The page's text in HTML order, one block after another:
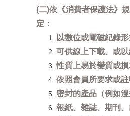
(二)依《消費者保護法》
定：
以數位或電磁紀錄
可供線上下載、或
性質上易於變質或
依照會員所要求或
密封的產品（例如
報紙、雜誌、期刊